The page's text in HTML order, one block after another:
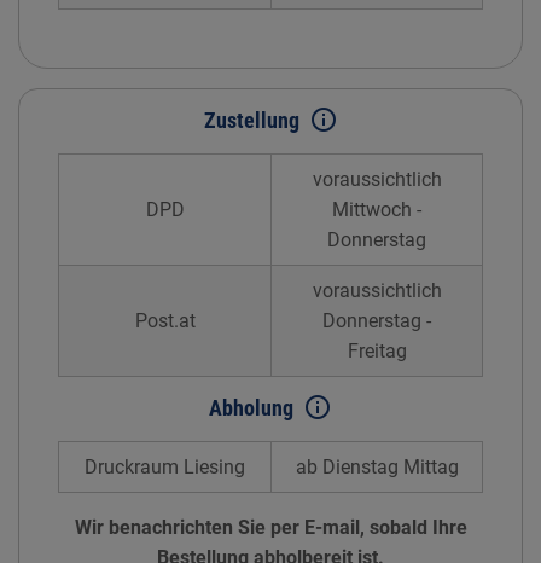
Zustellung info_outline
DPD
voraussichtlich
Mittwoch -
Donnerstag
Post.at
voraussichtlich
Donnerstag -
Freitag
Abholung info_outline
Druckraum Liesing ab Dienstag Mittag
Wir benachrichten Sie per E-mail, sobald Ihre
Bestellung abholbereit ist.